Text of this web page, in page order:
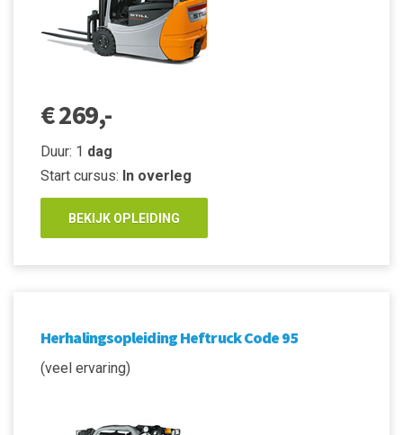
€ 269,-
Duur: 1 dag
Start cursus: In overleg
BEKIJK OPLEIDING
Herhalingsopleiding Heftruck Code 95
(veel ervaring)